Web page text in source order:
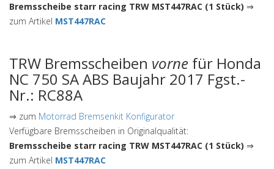
Bremsscheibe starr racing TRW MST447RAC (1 Stück) ⇒
zum Artikel MST447RAC
TRW Bremsscheiben vorne für Honda
NC 750 SA ABS Baujahr 2017 Fgst.-
Nr.: RC88A
⇒ zum Motorrad Bremsenkit Konfigurator
Verfügbare Bremsscheiben in Originalqualität:
Bremsscheibe starr racing TRW MST447RAC (1 Stück) ⇒
zum Artikel MST447RAC